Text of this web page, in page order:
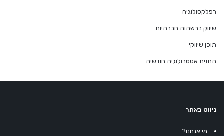
רפלקסולוגיה
שיווק ברשתות חברתיות
תוכן שיווקי
תחזית אסטרולוגית חודשית
ניווט באתר
מי אנחנו?